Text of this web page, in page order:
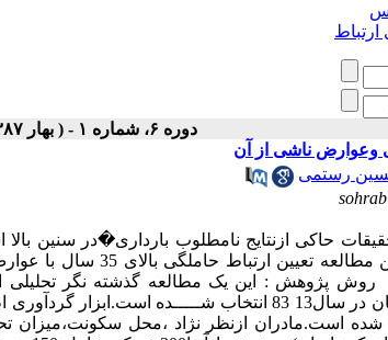
دوره ۶، شماره ۱ - ( بهار ۱۳۸۷ )
وعوارض ناشی از آن
رستمی
حاکی ازنتایج نامطلوب بارداری�در سنین
جمله هستند . هدف از
می با شد روش پژوهش : این یک مطالعه گذشته نگر
بیمارستان ولی عصر زنجان در سال13 83 انتخاب
شده است.مادران ازنظر نژاد ،محل سکونت،میزان